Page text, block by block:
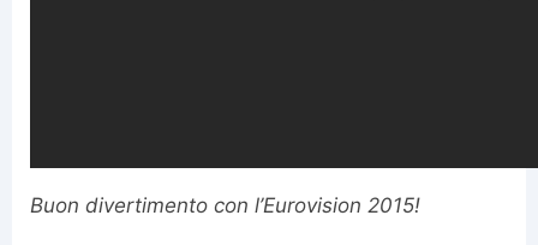
Buon divertimento con l’Eurovision 2015!